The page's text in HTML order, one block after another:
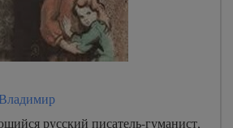
русский писатель-гуманист,